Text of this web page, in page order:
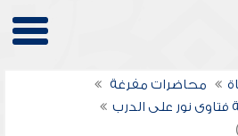
محاضرات مفرغة
فتاوى نور على الدرب